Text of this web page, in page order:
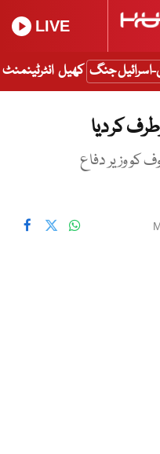
LIVE
اسرائیل جنگ کھیل انٹرٹینمنٹ
کر دیا
کو وزیر دفاع